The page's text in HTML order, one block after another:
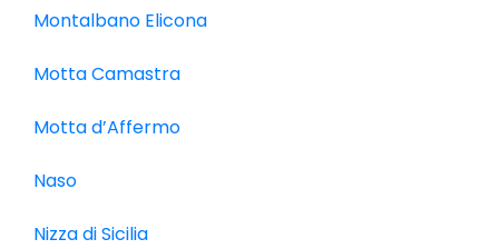
Montalbano Elicona
Motta Camastra
Motta d’Affermo
Naso
Nizza di Sicilia